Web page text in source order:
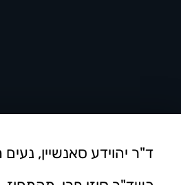
ד"ר יהוידע סאנשיין,